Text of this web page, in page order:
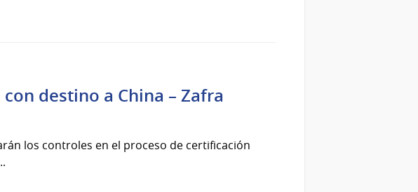
destino a China – Zafra
los controles en el proceso de certificación